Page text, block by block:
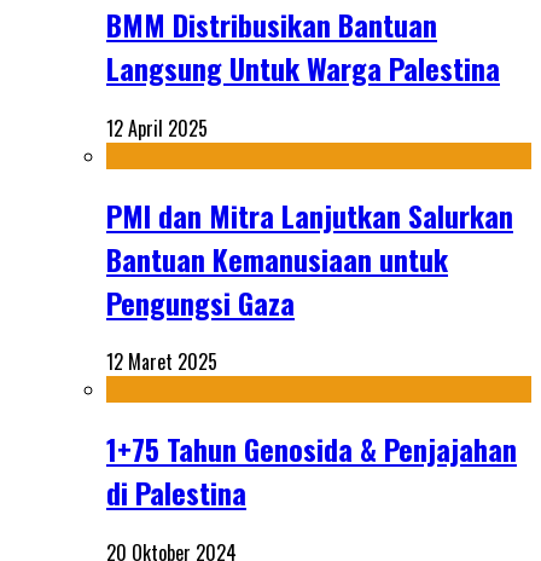
BMM Distribusikan Bantuan
Langsung Untuk Warga Palestina
12 April 2025
PMI dan Mitra Lanjutkan Salurkan
Bantuan Kemanusiaan untuk
Pengungsi Gaza
12 Maret 2025
1+75 Tahun Genosida & Penjajahan
di Palestina
20 Oktober 2024